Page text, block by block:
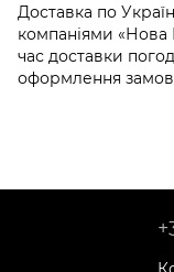
Доставка по
компаніями «Нова
час доставки
оформлення